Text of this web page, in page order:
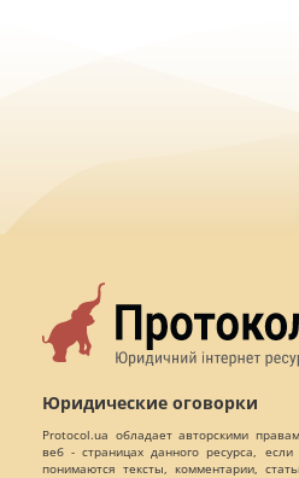
Юридические оговорки
Protocol.ua обладает авторскими
веб - страницах данного ресурса,
понимаются тексты, комментарии,